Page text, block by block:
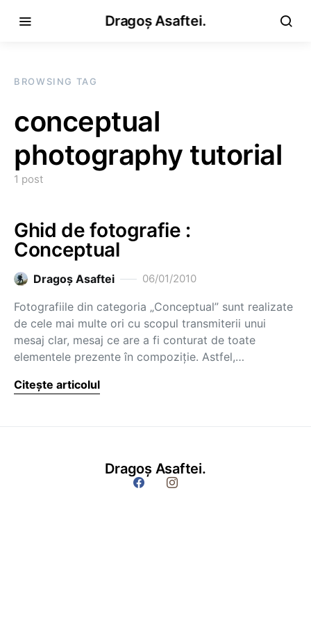
Dragoș Asaftei.
BROWSING TAG
conceptual
photography tutorial
1 post
Ghid de fotografie :
Conceptual
Dragoş Asaftei 06/01/2010
Fotografiile din categoria „Conceptual” sunt realizate
de cele mai multe ori cu scopul transmiterii unui
mesaj clar, mesaj ce are a fi conturat de toate
elementele prezente în compoziţie. Astfel,…
Citește articolul
Dragoș Asaftei.